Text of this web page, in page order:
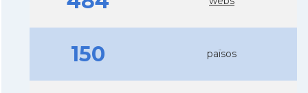
150 països